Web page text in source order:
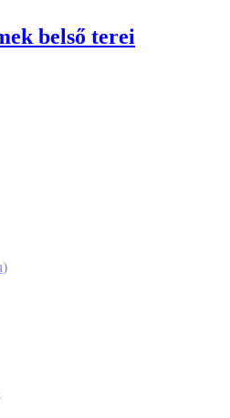
belső terei